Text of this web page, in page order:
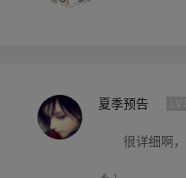
夏季预告
很详细啊